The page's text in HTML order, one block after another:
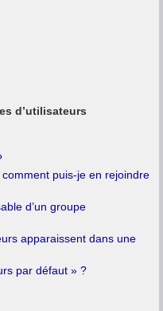
d’utilisateurs
puis-je en rejoindre
d’un groupe
apparaissent dans une
par défaut » ?